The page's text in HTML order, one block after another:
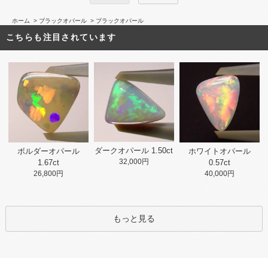
ホーム > ブラックオパール > ブラックオパール
こちらも注目されています
ボルダーオパール
1.67ct
26,800円
ダークオパール 1.50ct
32,000円
ホワイトオパール
0.57ct
40,000円
もっと見る